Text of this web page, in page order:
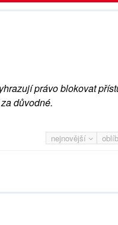
právo blokovat
důvodné.
nejnovější